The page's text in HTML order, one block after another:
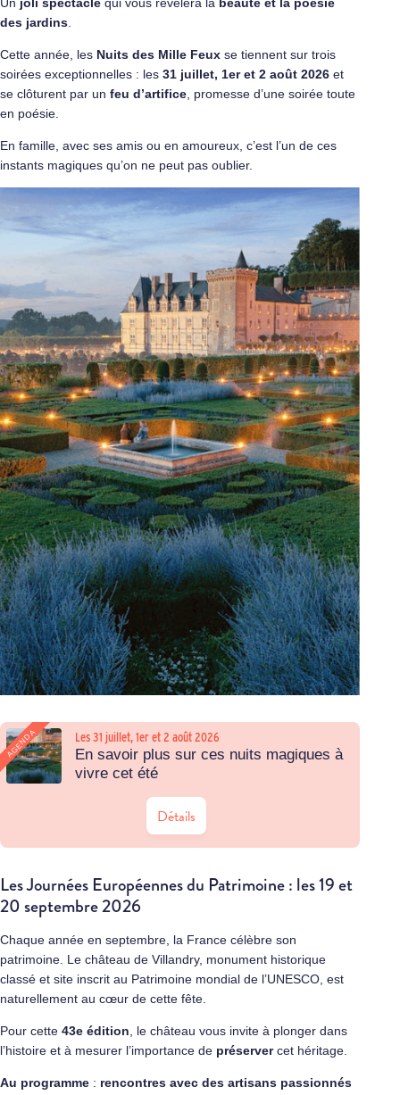
Un joli spectacle qui vous révèlera la beauté et la poésie
des jardins.
Cette année, les Nuits des Mille Feux se tiennent sur trois
soirées exceptionnelles : les 31 juillet, 1er et 2 août 2026 et
se clôturent par un feu d’artifice, promesse d’une soirée toute
en poésie.
En famille, avec ses amis ou en amoureux, c’est l’un de ces
instants magiques qu’on ne peut pas oublier.
AGENDA Les 31 juillet, 1er et 2 août 2026
En savoir plus sur ces nuits magiques à
vivre cet été
Détails
Les Journées Européennes du Patrimoine : les 19 et
20 septembre 2026
Chaque année en septembre, la France célèbre son
patrimoine. Le château de Villandry, monument historique
classé et site inscrit au Patrimoine mondial de l’UNESCO, est
naturellement au cœur de cette fête.
Pour cette 43e édition, le château vous invite à plonger dans
l’histoire et à mesurer l’importance de préservercet héritage.
Au programme : rencontres avec des artisans passionnés